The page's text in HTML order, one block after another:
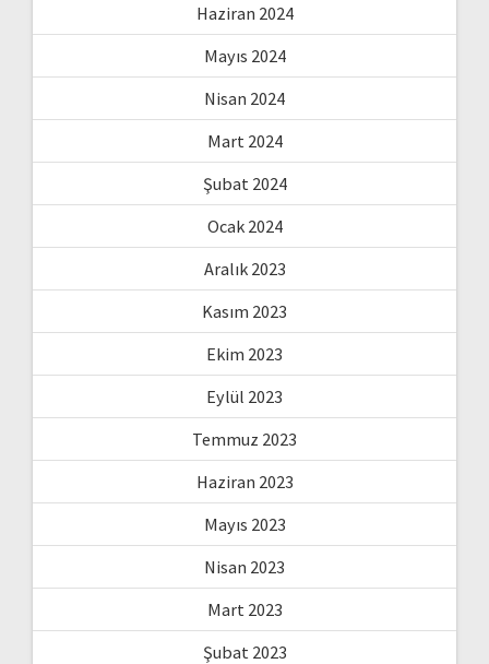
Haziran 2024
Mayıs 2024
Nisan 2024
Mart 2024
Şubat 2024
Ocak 2024
Aralık 2023
Kasım 2023
Ekim 2023
Eylül 2023
Temmuz 2023
Haziran 2023
Mayıs 2023
Nisan 2023
Mart 2023
Şubat 2023